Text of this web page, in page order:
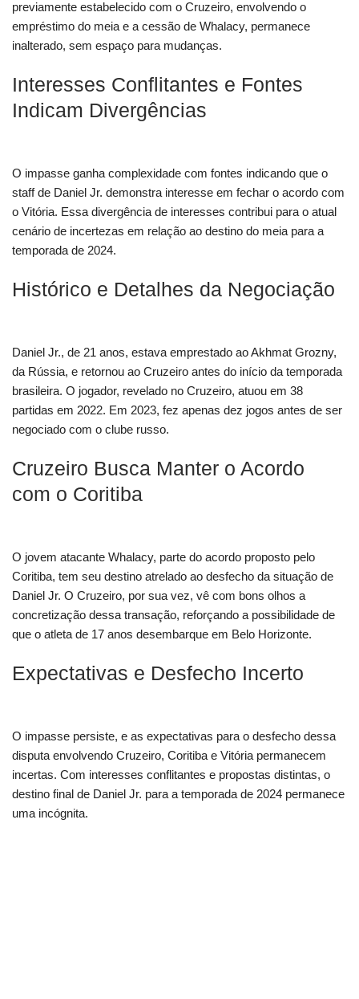
previamente estabelecido com o Cruzeiro, envolvendo o
empréstimo do meia e a cessão de Whalacy, permanece
inalterado, sem espaço para mudanças.
Interesses Conflitantes e Fontes
Indicam Divergências
O impasse ganha complexidade com fontes indicando que o
staff de Daniel Jr. demonstra interesse em fechar o acordo com
o Vitória. Essa divergência de interesses contribui para o atual
cenário de incertezas em relação ao destino do meia para a
temporada de 2024.
Histórico e Detalhes da Negociação
Daniel Jr., de 21 anos, estava emprestado ao Akhmat Grozny,
da Rússia, e retornou ao Cruzeiro antes do início da temporada
brasileira. O jogador, revelado no Cruzeiro, atuou em 38
partidas em 2022. Em 2023, fez apenas dez jogos antes de ser
negociado com o clube russo.
Cruzeiro Busca Manter o Acordo
com o Coritiba
O jovem atacante Whalacy, parte do acordo proposto pelo
Coritiba, tem seu destino atrelado ao desfecho da situação de
Daniel Jr. O Cruzeiro, por sua vez, vê com bons olhos a
concretização dessa transação, reforçando a possibilidade de
que o atleta de 17 anos desembarque em Belo Horizonte.
Expectativas e Desfecho Incerto
O impasse persiste, e as expectativas para o desfecho dessa
disputa envolvendo Cruzeiro, Coritiba e Vitória permanecem
incertas. Com interesses conflitantes e propostas distintas, o
destino final de Daniel Jr. para a temporada de 2024 permanece
uma incógnita.